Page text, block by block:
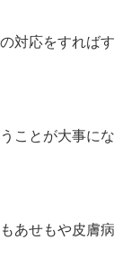
対応をすればす
ことが大事にな
あせもや皮膚病